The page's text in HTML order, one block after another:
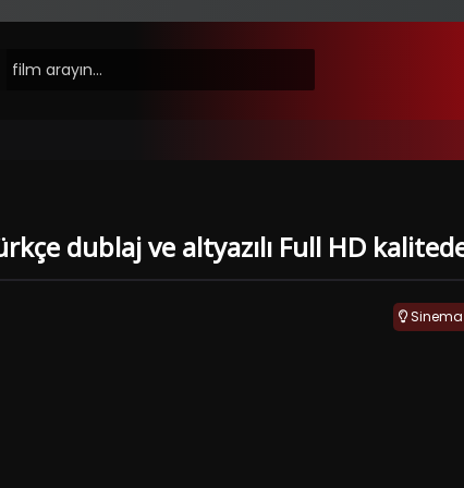
dublaj ve altyazılı Full HD